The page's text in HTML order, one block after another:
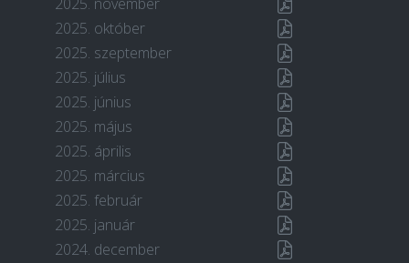
2025. október
2025. szeptember
2025. július
2025. június
2025. május
2025. április
2025. március
2025. február
2025. január
2024. december